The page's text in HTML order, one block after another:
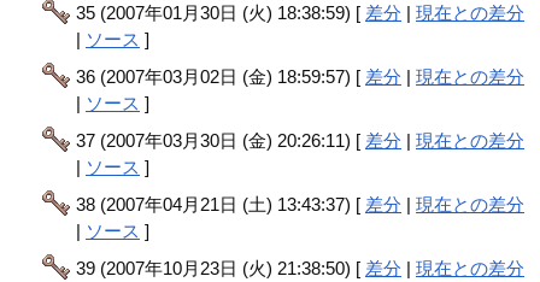
35 (2007年01月30日 (火) 18:38:59) [ 差分 |現在との差分
| ソース ]
36 (2007年03月02日 (金) 18:59:57) [ 差分 |現在との差分
| ソース ]
37 (2007年03月30日 (金) 20:26:11) [ 差分 |現在との差分
| ソース ]
38 (2007年04月21日 (土) 13:43:37) [ 差分 |現在との差分
| ソース ]
39 (2007年10月23日 (火) 21:38:50) [ 差分 |現在との差分